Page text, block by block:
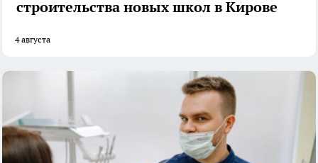
строительства новых школ в Кирове
4 августа